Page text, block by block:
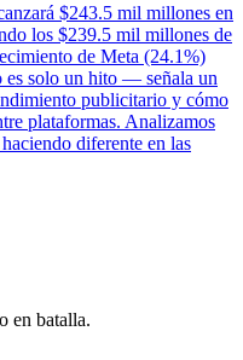
$243.5 mil millones en
los $239.5 mil millones de
de Meta (24.1%)
es solo un hito — señala un
publicitario y cómo
plataformas. Analizamos
diferente en las
en batalla.